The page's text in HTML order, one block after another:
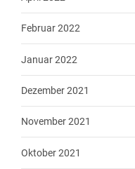
Februar 2022
Januar 2022
Dezember 2021
November 2021
Oktober 2021